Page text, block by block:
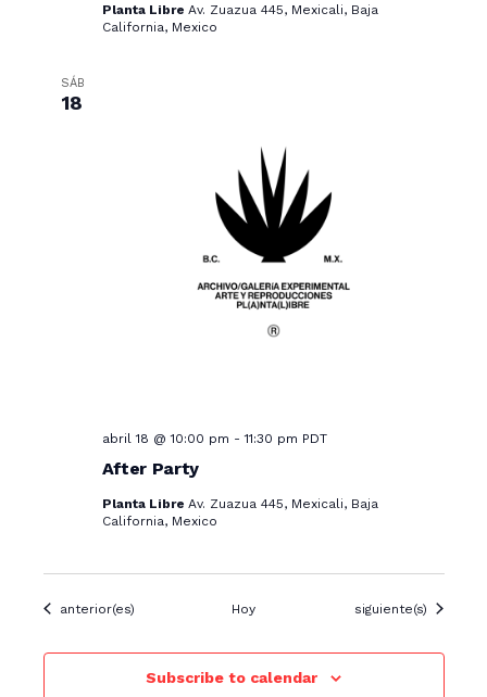
Planta Libre Av. Zuazua 445, Mexicali, Baja
California, Mexico
SÁB
18
After Party
abril 18 @ 10:00 pm -11:30 pm PDT
Planta Libre Av. Zuazua 445, Mexicali, Baja
California, Mexico
Eventos
anterior(es) Hoy Eventos
siguiente(s)
Subscribe to calendar